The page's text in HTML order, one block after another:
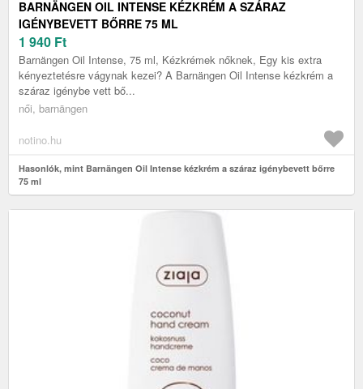
BARNÄNGEN OIL INTENSE KÉZKRÉM A SZÁRAZ
IGÉNYBEVETT BŐRRE 75 ML
1 940 Ft
Barnängen Oil Intense, 75 ml, Kézkrémek nőknek, Egy kis extra
kényeztetésre vágynak kezei? A Barnängen Oil Intense kézkrém a
száraz igénybe vett bő...
női, barnängen
notino.hu
Hasonlók, mint Barnängen Oil Intense kézkrém a száraz igénybevett bőrre
75 ml